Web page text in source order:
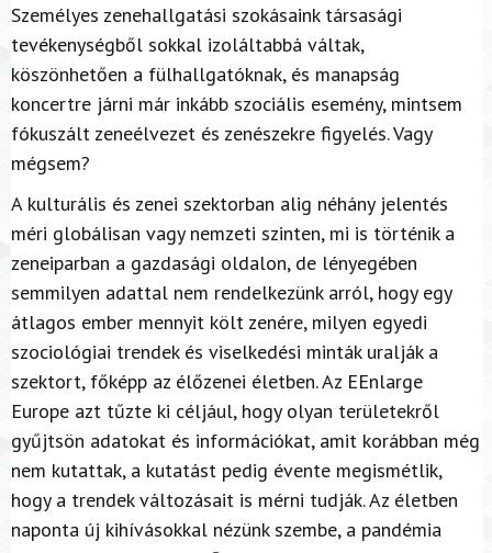
Személyes zenehallgatási szokásaink társasági
tevékenységből sokkal izoláltabbá váltak,
köszönhetően a fülhallgatóknak, és manapság
koncertre járni már inkább szociális esemény, mintsem
fókuszált zeneélvezet és zenészekre figyelés. Vagy
mégsem?
A kulturális és zenei szektorban alig néhány jelentés
méri globálisan vagy nemzeti szinten, mi is történik a
zeneiparban a gazdasági oldalon, de lényegében
semmilyen adattal nem rendelkezünk arról, hogy egy
átlagos ember mennyit költ zenére, milyen egyedi
szociológiai trendek és viselkedési minták uralják a
szektort, főképp az élőzenei életben. Az EEnlarge
Europe azt tűzte ki céljául, hogy olyan területekről
gyűjtsön adatokat és információkat, amit korábban még
nem kutattak, a kutatást pedig évente megismétlik,
hogy a trendek változásait is mérni tudják. Az életben
naponta új kihívásokkal nézünk szembe, a pandémia